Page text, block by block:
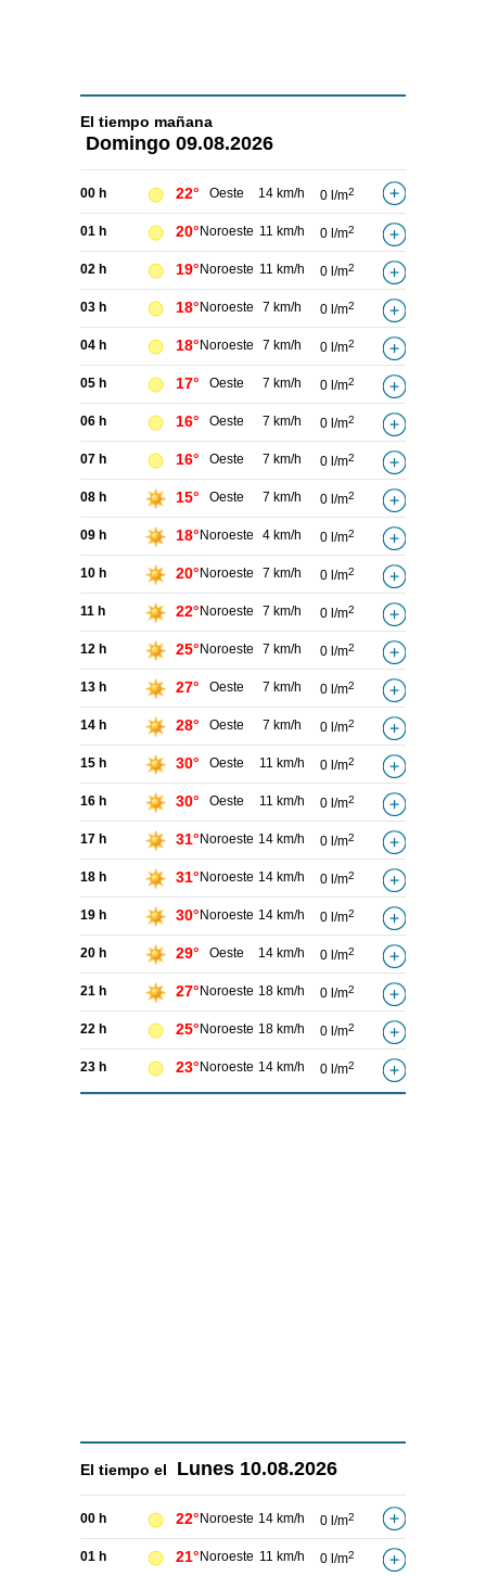
El tiempo mañana
Domingo 09.08.2026
00 h 22° Oeste 14 km/h 0 l/m2
01 h 20° Noroeste 11 km/h 0 l/m2
02 h 19° Noroeste 11 km/h 0 l/m2
03 h 18° Noroeste 7 km/h 0 l/m2
04 h 18° Noroeste 7 km/h 0 l/m2
05 h 17° Oeste 7 km/h 0 l/m2
06 h 16° Oeste 7 km/h 0 l/m2
07 h 16° Oeste 7 km/h 0 l/m2
08 h 15° Oeste 7 km/h 0 l/m2
09 h 18° Noroeste 4 km/h 0 l/m2
10 h 20° Noroeste 7 km/h 0 l/m2
11 h 22° Noroeste 7 km/h 0 l/m2
12 h 25° Noroeste 7 km/h 0 l/m2
13 h 27° Oeste 7 km/h 0 l/m2
14 h 28° Oeste 7 km/h 0 l/m2
15 h 30° Oeste 11 km/h 0 l/m2
16 h 30° Oeste 11 km/h 0 l/m2
17 h 31° Noroeste 14 km/h 0 l/m2
18 h 31° Noroeste 14 km/h 0 l/m2
19 h 30° Noroeste 14 km/h 0 l/m2
20 h 29° Oeste 14 km/h 0 l/m2
21 h 27° Noroeste 18 km/h 0 l/m2
22 h 25° Noroeste 18 km/h 0 l/m2
23 h 23° Noroeste 14 km/h 0 l/m2
El tiempo el Lunes 10.08.2026
00 h 22° Noroeste 14 km/h 0 l/m2
01 h 21° Noroeste 11 km/h 0 l/m2